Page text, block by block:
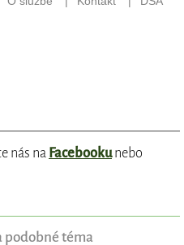
nás na Facebookunebo
podobné téma